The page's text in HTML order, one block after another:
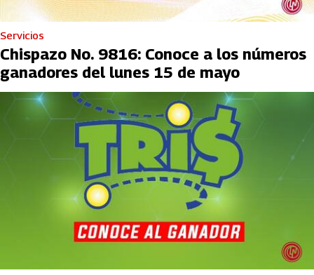
Servicios
Chispazo No. 9816: Conoce a los números
ganadores del lunes 15 de mayo